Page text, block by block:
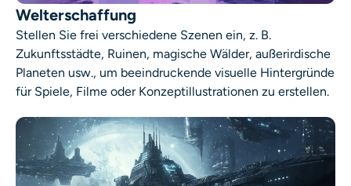
Welterschaffung
Stellen Sie frei verschiedene Szenen ein, z. B.
Zukunftsstädte, Ruinen, magische Wälder, außerirdische
Planeten usw., um beeindruckende visuelle Hintergründe
für Spiele, Filme oder Konzeptillustrationen zu erstellen.